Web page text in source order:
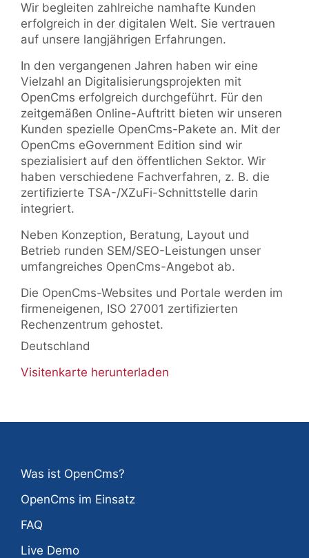
Wir begleiten zahlreiche namhafte Kunden
erfolgreich in der digitalen Welt. Sie vertrauen
auf unsere langjährigen Erfahrungen.
In den vergangenen Jahren haben wir eine
Vielzahl an Digitalisierungsprojekten mit
OpenCms erfolgreich durchgeführt. Für den
zeitgemäßen Online-Auftritt bieten wir unseren
Kunden spezielle OpenCms-Pakete an. Mit der
OpenCms eGovernment Edition sind wir
spezialisiert auf den öffentlichen Sektor. Wir
haben verschiedene Fachverfahren, z. B. die
zertifizierte TSA-/XZuFi-Schnittstelle darin
integriert.
Neben Konzeption, Beratung, Layout und
Betrieb runden SEM/SEO-Leistungen unser
umfangreiches OpenCms-Angebot ab.
Die OpenCms-Websites und Portale werden im
firmeneigenen, ISO 27001 zertifizierten
Rechenzentrum gehostet.
Deutschland
Visitenkarte herunterladen
Was ist OpenCms?
OpenCms im Einsatz
FAQ
Live Demo